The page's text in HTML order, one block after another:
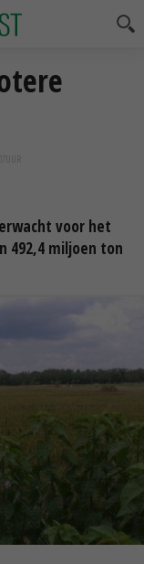
voor het
492,4 miljoen ton